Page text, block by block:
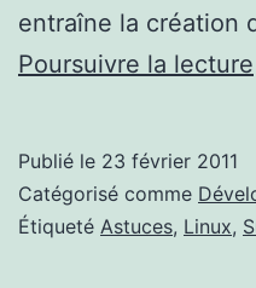
entraîne la création
Poursuivre la lecture
Publié le 23 février 2011
Catégorisé comme
Étiqueté Astuces, Linux,